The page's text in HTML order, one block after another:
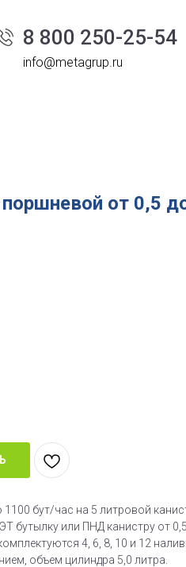
8 800 250-25-54
info@metagrup.ru
от 0,5
бут/час на 5 литровой
бутылку или ПНД канистру от
4, 6, 8, 10 и 12
объем цилиндра 5,0 литра.